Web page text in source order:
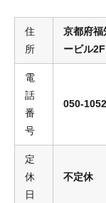
住
所
京都府福
ービル2F
電
話
番
号
050-
定
休
日
不定休